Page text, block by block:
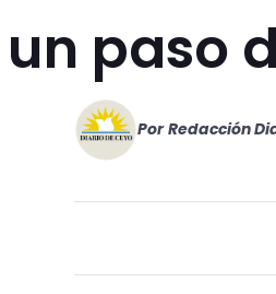
paso
Por Redacción